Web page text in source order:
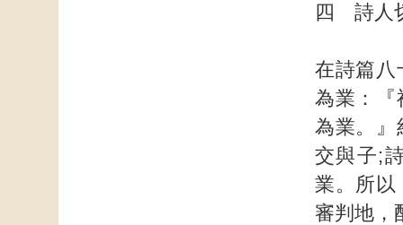
四 詩人
在詩篇八
為業：『
為業。』
交與子;
業。所以
審判地，